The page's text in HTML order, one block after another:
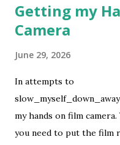
Getting my
Camera
June 29, 2026
In attempts to
my hands on film
you need to put the film